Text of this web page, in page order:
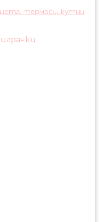
термоси, кутии